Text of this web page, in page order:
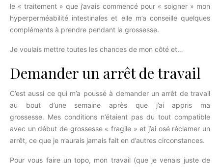
le « traitement » que j’avais commencé pour « soigner » mon
hyperperméabilité intestinales et elle m’a conseille quelques
compléments à prendre pendant la grossesse.
Je voulais mettre toutes les chances de mon côté et…
Demander un arrêt de travail
C’est aussi ce qui m’a poussé à demander un arrêt de travail
au bout d’une semaine après que j’ai appris ma
grossesse. Mes conditions n’étaient pas du tout compatible
avec un début de grossesse « fragile » et j’ai osé réclamer un
arrêt, ce que je n’aurais jamais fait en d’autres circonstances.
Pour vous faire un topo, mon travail (que je venais juste de